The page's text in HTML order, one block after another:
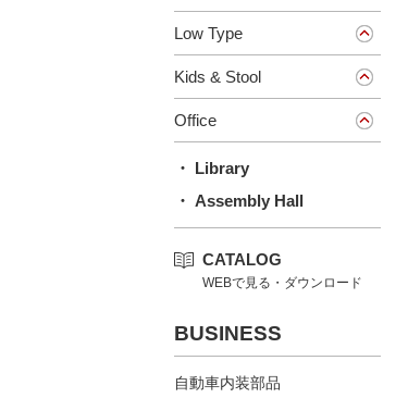
Low Type
Kids & Stool
Office
・ Library
・ Assembly Hall
CATALOG
WEBで見る・ダウンロード
BUSINESS
自動車内装部品